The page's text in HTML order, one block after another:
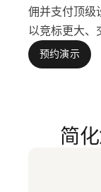
佣并支付顶级
以竞标更大、
预约演示
简